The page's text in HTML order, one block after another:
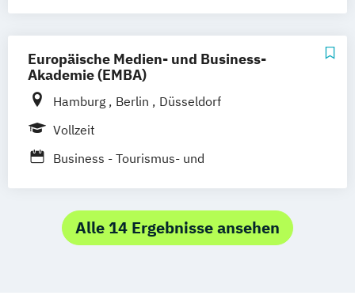
Kaiserslautern/Kusel Kiel Leipzig
Ludwigshafen/Diez München Nürnberg
Online-Fernstudium Regensburg Stade
Stuttgart Köln
Offenbach bei Frankfurt am Main
Schwarzheide/Oberspreewald-Lausitz bei
Europäische Medien- und Business-
Akademie (EMBA)
Hamburg Berlin
Düsseldorf
Vollzeit
Business - Tourismus- und
Alle 14 Ergebnisse ansehen